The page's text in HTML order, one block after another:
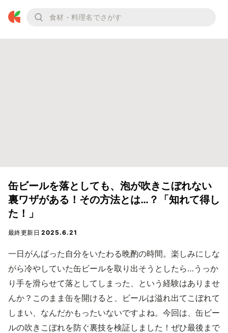
缶ビールを落としても、泡が吹きこぼれない
裏ワザがある！その方法とは…？「知れて得し
た！」
最終更新日2025.6.21
一日がんばった自分をいたわる晩酌の時間。楽しみにしな
がら冷やしていた缶ビールを取り出そうとしたら…うっか
り手を滑らせて落としてしまった、という経験はありませ
んか？このまま缶を開けると、ビールは溢れ出てこぼれて
しまい、なんだかもったいないですよね。今回は、缶ビー
ルの吹きこぼれを防ぐ裏技を検証しました！ぜひ最後まで